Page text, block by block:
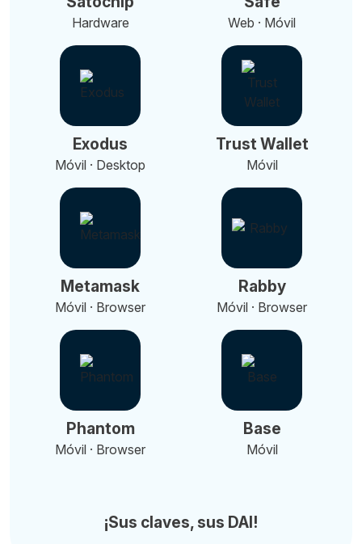
Hardware Web · Móvil
Exodus
Móvil · Desktop
Trust Wallet
Móvil
Metamask
Móvil · Browser
Rabby
Móvil · Browser
Phantom
Móvil · Browser
Base
Móvil
¡Sus claves, sus DAI!